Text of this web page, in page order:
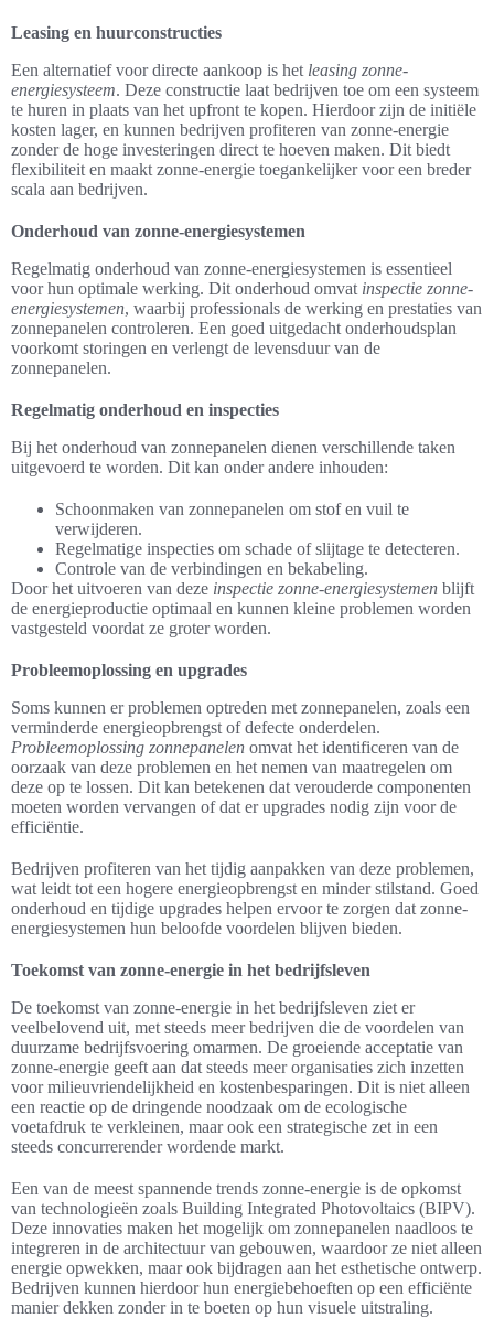
Leasing en huurconstructies
Een alternatief voor directe aankoop is het leasing zonne-
energiesysteem. Deze constructie laat bedrijven toe om een systeem
te huren in plaats van het upfront te kopen. Hierdoor zijn de initiële
kosten lager, en kunnen bedrijven profiteren van zonne-energie
zonder de hoge investeringen direct te hoeven maken. Dit biedt
flexibiliteit en maakt zonne-energie toegankelijker voor een breder
scala aan bedrijven.
Onderhoud van zonne-energiesystemen
Regelmatig onderhoud van zonne-energiesystemen is essentieel
voor hun optimale werking. Dit onderhoud omvat inspectie zonne-
energiesystemen, waarbij professionals de werking en prestaties van
zonnepanelen controleren. Een goed uitgedacht onderhoudsplan
voorkomt storingen en verlengt de levensduur van de
zonnepanelen.
Regelmatig onderhoud en inspecties
Bij het onderhoud van zonnepanelen dienen verschillende taken
uitgevoerd te worden. Dit kan onder andere inhouden:
Schoonmaken van zonnepanelen om stof en vuil te
verwijderen.
Regelmatige inspecties om schade of slijtage te detecteren.
Controle van de verbindingen en bekabeling.
Door het uitvoeren van deze inspectie zonne-energiesystemen blijft
de energieproductie optimaal en kunnen kleine problemen worden
vastgesteld voordat ze groter worden.
Probleemoplossing en upgrades
Soms kunnen er problemen optreden met zonnepanelen, zoals een
verminderde energieopbrengst of defecte onderdelen.
Probleemoplossing zonnepanelen omvat het identificeren van de
oorzaak van deze problemen en het nemen van maatregelen om
deze op te lossen. Dit kan betekenen dat verouderde componenten
moeten worden vervangen of dat er upgrades nodig zijn voor de
efficiëntie.
Bedrijven profiteren van het tijdig aanpakken van deze problemen,
wat leidt tot een hogere energieopbrengst en minder stilstand. Goed
onderhoud en tijdige upgrades helpen ervoor te zorgen dat zonne-
energiesystemen hun beloofde voordelen blijven bieden.
Toekomst van zonne-energie in het bedrijfsleven
De toekomst van zonne-energie in het bedrijfsleven ziet er
veelbelovend uit, met steeds meer bedrijven die de voordelen van
duurzame bedrijfsvoering omarmen. De groeiende acceptatie van
zonne-energie geeft aan dat steeds meer organisaties zich inzetten
voor milieuvriendelijkheid en kostenbesparingen. Dit is niet alleen
een reactie op de dringende noodzaak om de ecologische
voetafdruk te verkleinen, maar ook een strategische zet in een
steeds concurrerender wordende markt.
Een van de meest spannende trends zonne-energie is de opkomst
van technologieën zoals Building Integrated Photovoltaics (BIPV).
Deze innovaties maken het mogelijk om zonnepanelen naadloos te
integreren in de architectuur van gebouwen, waardoor ze niet alleen
energie opwekken, maar ook bijdragen aan het esthetische ontwerp.
Bedrijven kunnen hierdoor hun energiebehoeften op een efficiënte
manier dekken zonder in te boeten op hun visuele uitstraling.